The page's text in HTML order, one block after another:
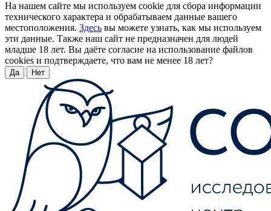
На нашем сайте мы используем cookie для сбора информации
технического характера и обрабатываем данные вашего
местоположения. Здесь вы можете узнать, как мы используем
эти данные. Также наш сайт не предназначен для людей
младше 18 лет. Вы даёте согласие на использование файлов
cookies и подтверждаете, что вам не менее 18 лет?
Да Нет